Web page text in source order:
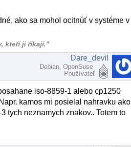
ako sa mohol ocitnúť v systéme v
kteří ji říkají."
Dare_devil
Debian, OpenSuse
Používateľ
iso-8859-1 alebo cp1250
kamos mi posielal nahravku ako
tych neznamych znakov.. Totem to